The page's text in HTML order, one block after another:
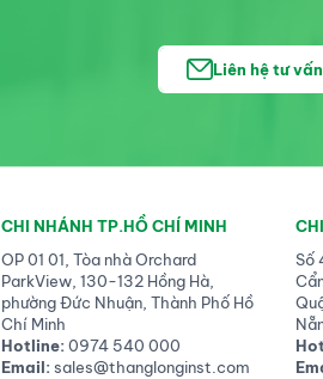
Liên hệ tư vấn
CHI NHÁNH TP.HỒ CHÍ MINH
OP 01 01, Tòa nhà Orchard
ParkView, 130-132 Hồng Hà,
phường Đức Nhuận, Thành Phố Hồ
Chí Minh
Hotline:0974 540 000
Email:sales@thanglonginst.com
Số